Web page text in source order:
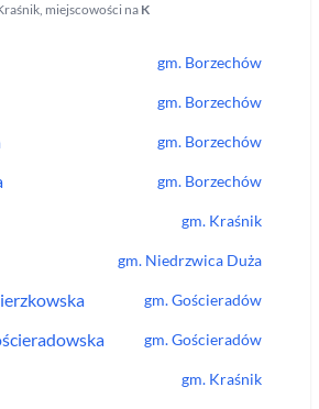
, miejscowości na K
gm. Borzechów
gm. Borzechów
gm. Borzechów
gm. Borzechów
gm. Kraśnik
gm. Niedrzwica Duża
gm.Gościeradów
gm.Gościeradów
gm. Kraśnik